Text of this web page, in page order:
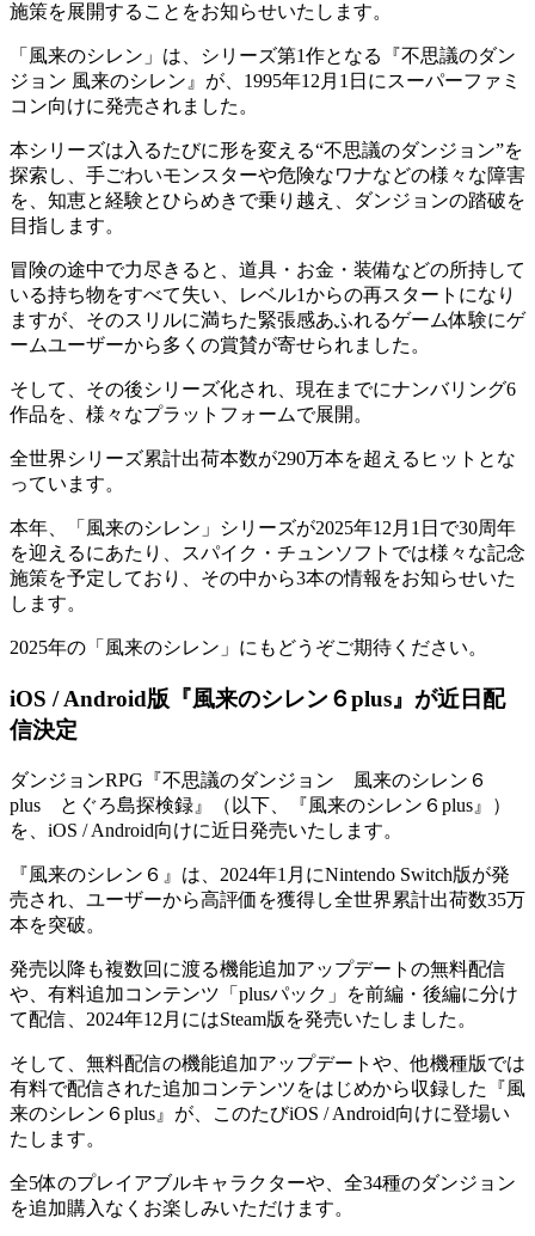
施策を展開することをお知らせいたします。
「風来のシレン」は、シリーズ第1作となる『不思議のダン
ジョン 風来のシレン』が、1995年12月1日にスーパーファミ
コン向けに発売されました。
本シリーズは入るたびに形を変える“不思議のダンジョン”を
探索し、手ごわいモンスターや危険なワナなどの様々な障害
を、知恵と経験とひらめきで乗り越え、ダンジョンの踏破を
目指します。
冒険の途中で力尽きると、道具・お金・装備などの所持して
いる持ち物をすべて失い、レベル1からの再スタートになり
ますが、そのスリルに満ちた緊張感あふれるゲーム体験にゲ
ームユーザーから多くの賞賛が寄せられました。
そして、その後シリーズ化され、現在までにナンバリング6
作品を、様々なプラットフォームで展開。
全世界シリーズ累計出荷本数が290万本を超えるヒットとな
っています。
本年、「風来のシレン」シリーズが2025年12月1日で30周年
を迎えるにあたり、スパイク・チュンソフトでは様々な記念
施策を予定しており、その中から3本の情報をお知らせいた
します。
2025年の「風来のシレン」にもどうぞご期待ください。
iOS / Android版『風来のシレン６plus』が近日配
信決定
ダンジョンRPG『不思議のダンジョン 風来のシレン６
plus とぐろ島探検録』（以下、『風来のシレン６plus』）
を、iOS / Android向けに近日発売いたします。
『風来のシレン６』は、2024年1月にNintendo Switch版が発
売され、ユーザーから高評価を獲得し全世界累計出荷数35万
本を突破。
発売以降も複数回に渡る機能追加アップデートの無料配信
や、有料追加コンテンツ「plusパック」を前編・後編に分け
て配信、2024年12月にはSteam版を発売いたしました。
そして、無料配信の機能追加アップデートや、他機種版では
有料で配信された追加コンテンツをはじめから収録した『風
来のシレン６plus』が、このたびiOS / Android向けに登場い
たします。
全5体のプレイアブルキャラクターや、全34種のダンジョン
を追加購入なくお楽しみいただけます。